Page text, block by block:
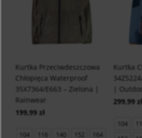
Kurtka Przeciwdeszczowa
Chłopięca Waterproof
35X7364/E663 – Zielona |
Rainwear
199,99 zł
104 116 140 152
164
Kurtka
|
299,99 zł
104 110